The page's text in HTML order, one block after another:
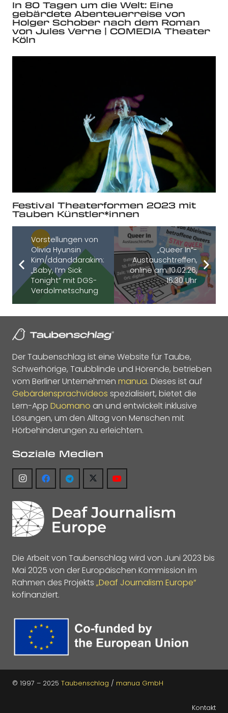
In 80 Tagen um die Welt: Eine
gebärdete Abenteuerreise von
Holger Schober nach dem Roman
von Jules Verne | COMEDIA Theater
Köln
Festival Theaterformen 2023 mit
Tauben Künstler*innen
Vorstellungen von
Olivia Hyunsin
Kim/ddanddarakim:
„Baby, I’m Sick
Tonight“ mit DGS-
Verdolmetschung
„Queer In“-
Austauschtreffen,
online am 10.02.26,
16:30 Uhr
Der Taubenschlag ist eine Website für Taube,
Schwerhörige, Taubblinde und Hörende, betrieben
vom Berliner Unternehmen manua. Dieses ist auf
Gebärdensprachvideos spezialisiert, bietet die
Lern-App Duomano an und entwickelt inklusive
Lösungen, um den Alltag von Menschen mit
Hörbehinderungen zu erleichtern.
Soziale Medien
Die Arbeit von Taubenschlag wird von Juni 2023 bis
Mai 2025 von der Europäischen Kommission im
Rahmen des Projekts „Deaf Journalism Europe“
kofinanziert.
© 1997 – 2025 Taubenschlag / manua GmbH
Kontakt